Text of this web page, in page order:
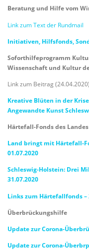
Beratung und Hilfe vom
Link zum Text der Rundmail
Initiativen, Hilfsfonds,
Soforthilfeprogramm
Wissenschaft und Kultur
Link zum Beitrag
Kreative Blüten in der
Angewandte Kunst
Härtefall-Fonds des Landes
Land bringt mit Härtefall-
01.07.2020
Schleswig-Holstein: Drei
31.07.2020
Links zum Härtefallfonds –
Überbrückungshilfe
Update zur Corona-
Update zur Corona-